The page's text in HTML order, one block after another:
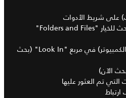
اكتب "cookie" في مربع البحث للخيار "Folders and Files"
حدد "My Computer" (جهاز الكمبيوتر) في مربع "Look In" (بحث
التي تم العثور عليها